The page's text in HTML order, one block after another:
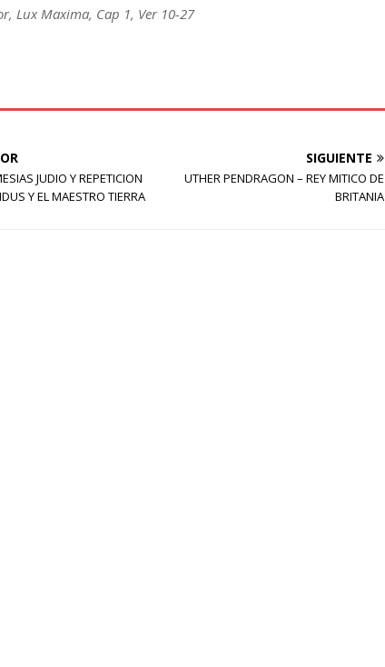
Lux Maxima, Cap 1, Ver 10-27
JUDIO Y REPETICION
Y EL MAESTRO TIERRA
SIGUIENTE
UTHER PENDRAGON – REY MITICO DE
BRITANIA